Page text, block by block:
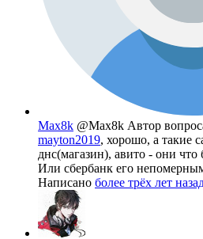
Max8k @Max8k Автор
mayton2019, хорошо, а такие
днс(магазин), авито - они
Или сбербанк его
Написано более трёх лет